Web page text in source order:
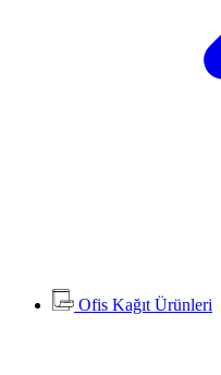
Ofis Kağıt Ürünleri